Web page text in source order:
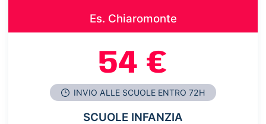
Es. Chiaromonte
54 €
INVIO ALLE SCUOLE ENTRO 72H
SCUOLE INFANZIA